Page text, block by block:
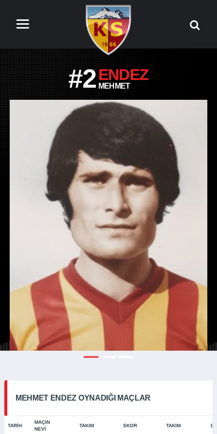
#2ENDEZ
MEHMET
MEHMET ENDEZ OYNADIĞI MAÇLAR
TARIH
MAÇIN
NEVI
TAKIM SKOR TAKIM